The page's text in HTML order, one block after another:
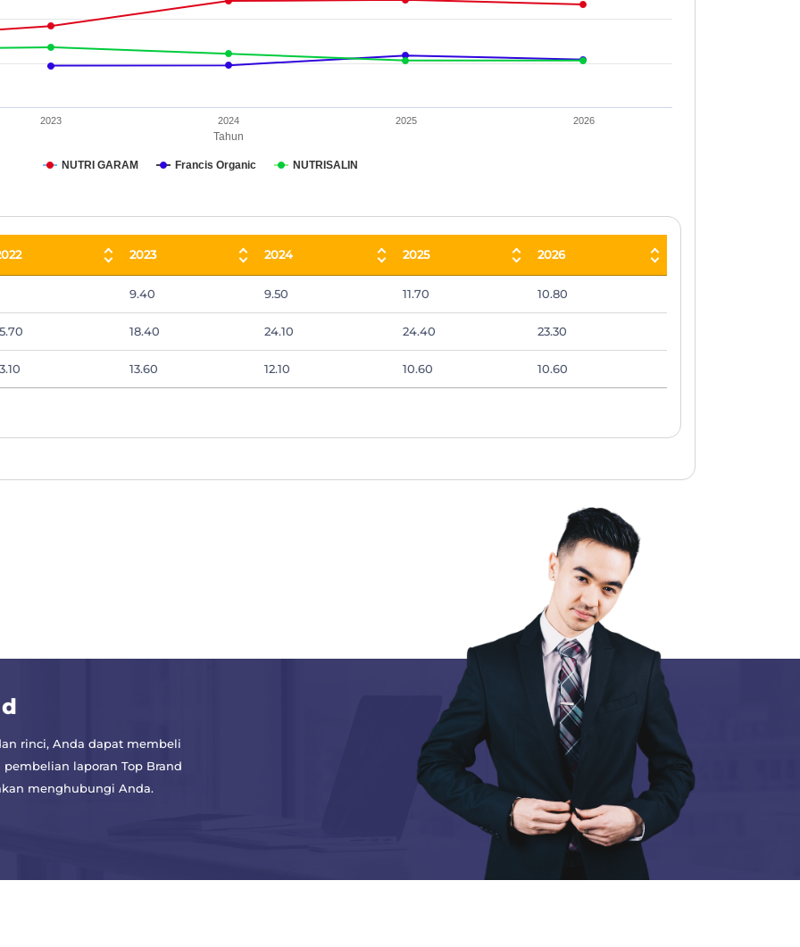
from 9.4 to 24.4.
Tahun
NUTRI GARAM Francis Organic NUTRISALIN
2023 2024 2025 2026
2023 2024 2025 2026
2023 2024 2025 2026
9.40 9.50 11.70 10.80
18.40 24.10 24.40 23.30
13.60 12.10 10.60 10.60
rinci, Anda dapat membeli
laporan Top Brand
menghubungi Anda.